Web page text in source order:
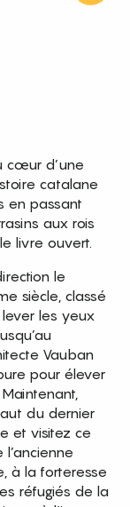
cœur d’une
catalane
en passant
aux rois
livre ouvert.
le
siècle, classé
lever les yeux
Vauban
pour élever
du dernier
et visitez ce
à la forteresse
réfugiés de la